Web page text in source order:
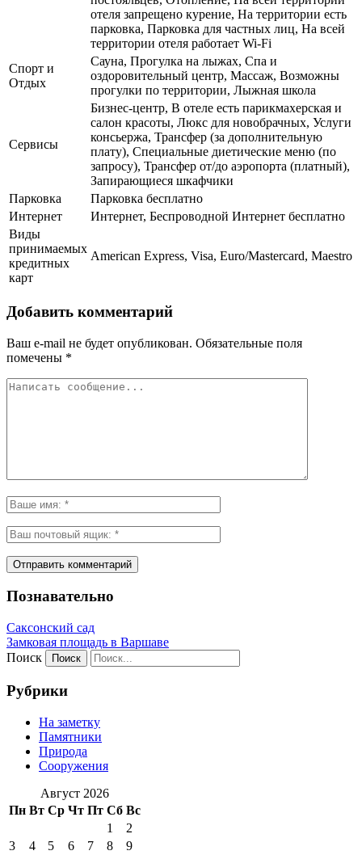
отеля запрещено курение, На территории есть
парковка, Парковка для частных лиц, На всей
территории отеля работает Wi-Fi
Спорт и
Отдых
Сауна, Прогулка на лыжах, Спа и
оздоровительный центр, Массаж, Возможны
прогулки по территории, Лыжная школа
Сервисы
Бизнес-центр, В отеле есть парикмахерская и
салон красоты, Люкс для новобрачных, Услуги
консьержа, Трансфер (за дополнительную
плату), Специальные диетические меню (по
запросу), Трансфер от/до аэропорта (платный),
Запирающиеся шкафчики
Парковка
Парковка бесплатно
Интернет
Интернет, Беспроводной Интернет бесплатно
Виды
принимаемых
кредитных
карт
American Express, Visa, Euro/Mastercard, Maestro
Добавить комментарий
Ваш e-mail не будет опубликован. Обязательные поля
помечены *
Познавательно
Саксонский сад
Замковая площадь в Варшаве
Поиск
Рубрики
На заметку
Памятники
Природа
Сооружения
Август 2026
Пн Вт Ср Чт Пт Сб Вс
1
2
3
4 5 6 7 8
9